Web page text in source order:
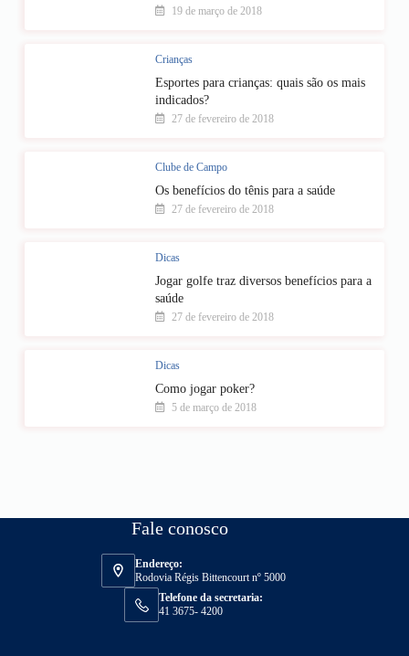
19 de março de 2018
Crianças
Esportes para crianças: quais são os mais
indicados?
27 de fevereiro de 2018
Clube de Campo
Os benefícios do tênis para a saúde
27 de fevereiro de 2018
Dicas
Jogar golfe traz diversos benefícios para a
saúde
27 de fevereiro de 2018
Dicas
Como jogar poker?
5 de março de 2018
Fale conosco
Endereço:
Rodovia Régis Bittencourt nº 5000
Telefone da secretaria:
41 3675- 4200